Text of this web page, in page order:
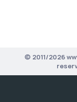
© 2011/2026